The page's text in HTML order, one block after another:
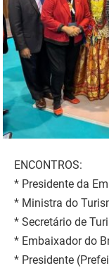
ENCONTROS:
* Presidente da
* Ministra do
* Secretário de
* Embaixador do
* Presidente